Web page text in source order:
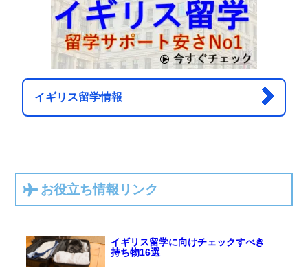
イギリス留学情報
お役立ち情報リンク
イギリス留学に向けチェックすべき
持ち物16選